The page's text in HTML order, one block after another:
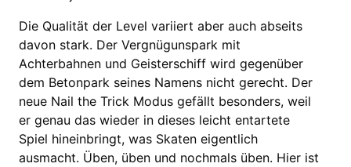
Die Qualität der Level variiert aber auch abseits
davon stark. Der Vergnügunspark mit
Achterbahnen und Geisterschiff wird gegenüber
dem Betonpark seines Namens nicht gerecht. Der
neue Nail the Trick Modus gefällt besonders, weil
er genau das wieder in dieses leicht entartete
Spiel hineinbringt, was Skaten eigentlich
ausmacht. Üben, üben und nochmals üben. Hier ist